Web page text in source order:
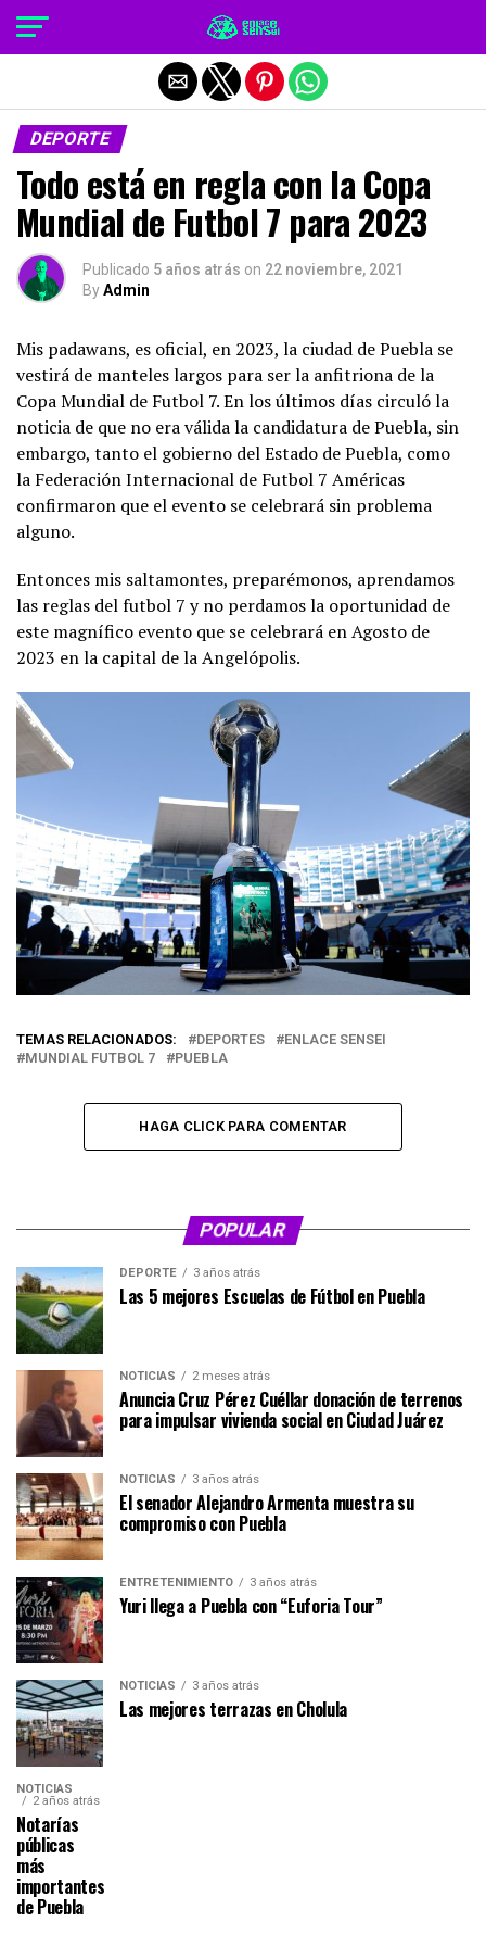
DEPORTE
Todo está en regla con la Copa
Mundial de Futbol 7 para 2023
Publicado 5 años atrás on 22 noviembre, 2021
ByAdmin
Mis padawans, es oficial, en 2023, la ciudad de Puebla se
vestirá de manteles largos para ser la anfitriona de la
Copa Mundial de Futbol 7. En los últimos días circuló la
noticia de que no era válida la candidatura de Puebla, sin
embargo, tanto el gobierno del Estado de Puebla, como
la Federación Internacional de Futbol 7 Américas
confirmaron que el evento se celebrará sin problema
alguno.
Entonces mis saltamontes, preparémonos, aprendamos
las reglas del futbol 7 y no perdamos la oportunidad de
este magnífico evento que se celebrará en Agosto de
2023 en la capital de la Angelópolis.
TEMAS RELACIONADOS: DEPORTES
ENLACE SENSEI
MUNDIAL FUTBOL 7
PUEBLA
HAGA CLICK PARA COMENTAR
POPULAR
DEPORTE 3 años atrás
Las 5 mejores Escuelas de Fútbol en Puebla
NOTICIAS 2 meses atrás
Anuncia Cruz Pérez Cuéllar donación de terrenos
para impulsar vivienda social en Ciudad Juárez
NOTICIAS 3 años atrás
El senador Alejandro Armenta muestra su
compromiso con Puebla
ENTRETENIMIENTO 3 años atrás
Yuri llega a Puebla con “Euforia Tour”
NOTICIAS 3 años atrás
Las mejores terrazas en Cholula
NOTICIAS
2 años atrás
Notarías
públicas
más
importantes
de Puebla
Salir de la versión móvil